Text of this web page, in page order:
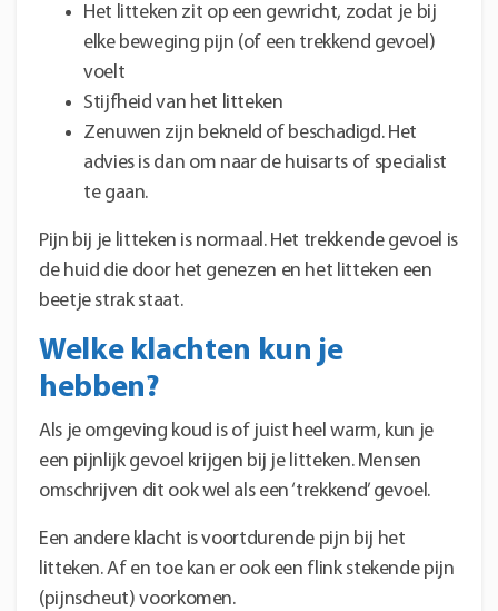
Het litteken zit op een gewricht, zodat je bij
elke beweging pijn (of een trekkend gevoel)
voelt
Stijfheid van het litteken
Zenuwen zijn bekneld of beschadigd. Het
advies is dan om naar de huisarts of specialist
te gaan.
Pijn bij je litteken is normaal. Het trekkende gevoel is
de huid die door het genezen en het litteken een
beetje strak staat.
Welke klachten kun je
hebben?
Als je omgeving koud is of juist heel warm, kun je
een pijnlijk gevoel krijgen bij je litteken. Mensen
omschrijven dit ook wel als een ‘trekkend’ gevoel.
Een andere klacht is voortdurende pijn bij het
litteken. Af en toe kan er ook een flink stekende pijn
(pijnscheut) voorkomen.